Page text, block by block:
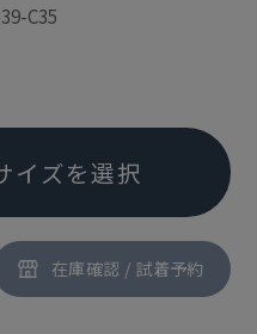
C35
イズを選択